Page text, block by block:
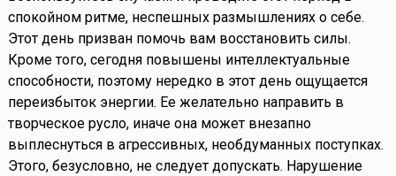
спокойном ритме, неспешных размышлениях о себе.
Этот день призван помочь вам восстановить силы.
Кроме того, сегодня повышены интеллектуальные
способности, поэтому нередко в этот день ощущается
переизбыток энергии. Ее желательно направить в
творческое русло, иначе она может внезапно
выплеснуться в агрессивных, необдуманных поступках.
Этого, безусловно, не следует допускать. Нарушение